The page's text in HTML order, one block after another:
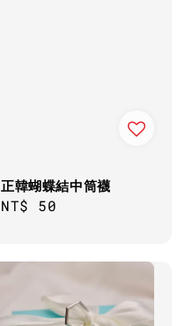
正韓蝴蝶結中筒襪
Regular
NT$ 50